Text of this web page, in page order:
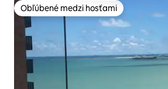
Obľúbené medzi hosťami
Obľúbené medzi hosťami